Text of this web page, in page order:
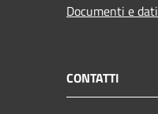
Documenti e dati
CONTATTI